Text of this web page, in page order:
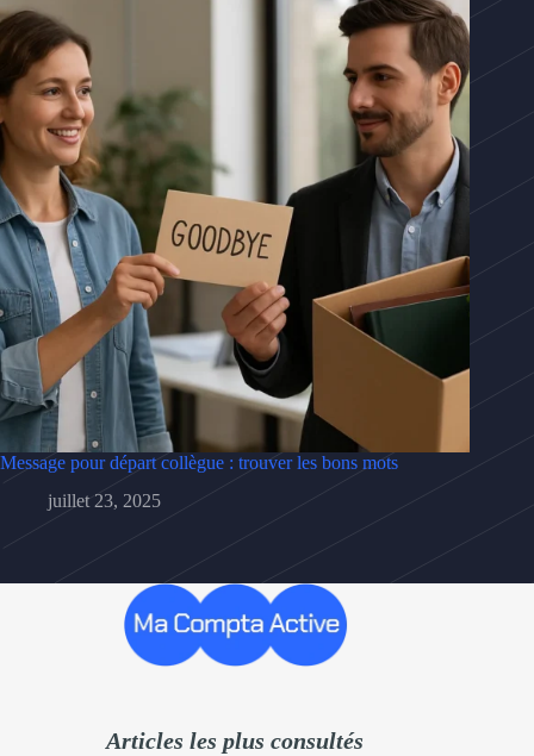
Message pour départ collègue : trouver les bons mots
juillet 23, 2025
Articles les plus consultés